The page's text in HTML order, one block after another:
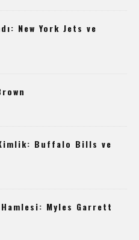
New York Jets ve
Buffalo Bills ve
Myles Garrett